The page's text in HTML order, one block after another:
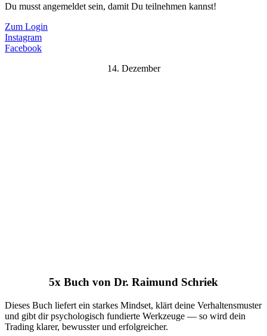
Du musst angemeldet sein, damit Du teilnehmen kannst!
Zum Login
Instagram
Facebook
14. Dezember
5x Buch von Dr. Raimund Schriek
Dieses Buch liefert ein starkes Mindset, klärt deine Verhaltensmuster
und gibt dir psychologisch fundierte Werkzeuge — so wird dein
Trading klarer, bewusster und erfolgreicher.